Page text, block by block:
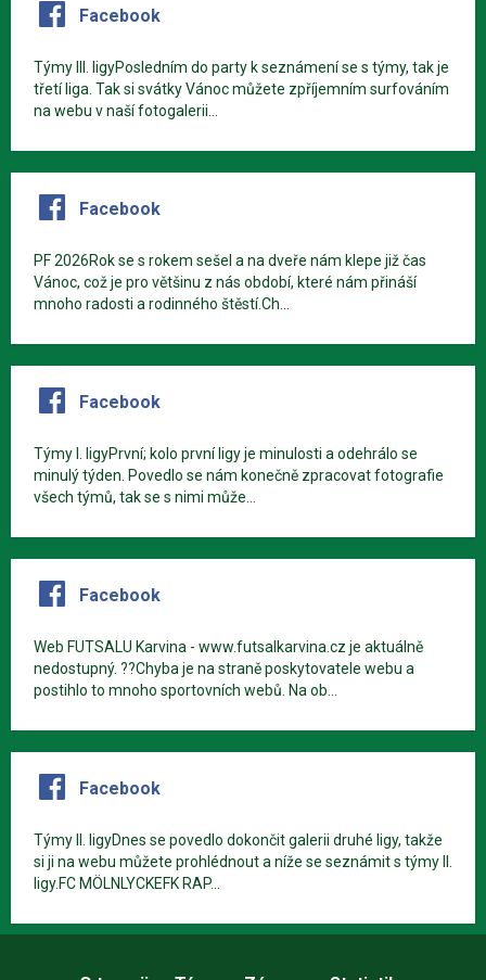
Facebook
Týmy III. ligyPosledním do party k seznámení se s týmy, tak je
třetí liga. Tak si svátky Vánoc můžete zpříjemním surfováním
na webu v naší fotogalerii...
Facebook
PF 2026Rok se s rokem sešel a na dveře nám klepe již čas
Vánoc, což je pro většinu z nás období, které nám přináší
mnoho radosti a rodinného štěstí.Ch...
Facebook
Týmy I. ligyPrvní; kolo první ligy je minulosti a odehrálo se
minulý týden. Povedlo se nám konečně zpracovat fotografie
všech týmů, tak se s nimi může...
Facebook
Web FUTSALU Karvina - www.futsalkarvina.cz je aktuálně
nedostupný. ??Chyba je na straně poskytovatele webu a
postihlo to mnoho sportovních webů. Na ob...
Facebook
Týmy II. ligyDnes se povedlo dokončit galerii druhé ligy, takže
si ji na webu můžete prohlédnout a níže se seznámit s týmy II.
ligy.FC MÖLNLYCKEFK RAP...